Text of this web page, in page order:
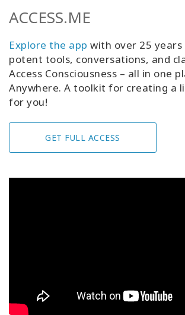
ACCESS.ME
Explore the app with over 25
potent tools, conversations, and
Access Consciousness – all in one
Anywhere. A toolkit for creating a
for you!
GET FULL ACCESS